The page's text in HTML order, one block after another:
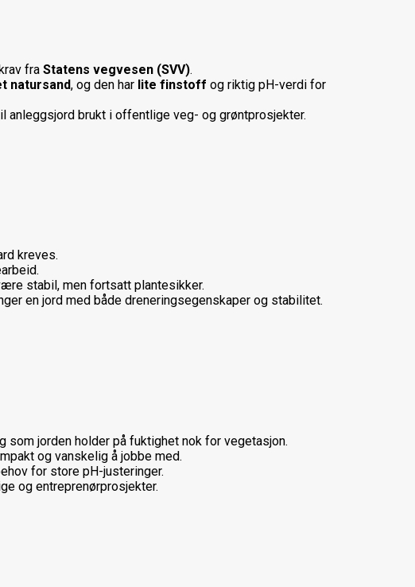
fraStatens vegvesen (SVV).
natursand, og den har lite finstoff og riktig pH-verdi for
anleggsjord brukt i offentlige veg- og grøntprosjekter.
kreves.
stabil, men fortsatt plantesikker.
en jord med både dreneringsegenskaper og stabilitet.
som jorden holder på fuktighet nok for vegetasjon.
og vanskelig å jobbe med.
for store pH-justeringer.
og entreprenørprosjekter.